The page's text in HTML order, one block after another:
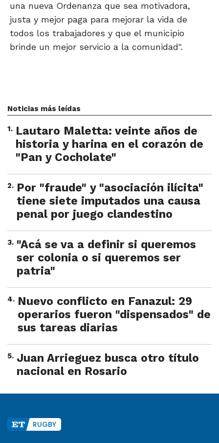
una nueva Ordenanza que sea motivadora,
justa y mejor paga para mejorar la vida de
todos los trabajadores y que el municipio
brinde un mejor servicio a la comunidad".
Noticias más leídas
1. Lautaro Maletta: veinte años de
historia y harina en el corazón de
"Pan y Cocholate"
2. Por "fraude" y "asociación ilícita"
tiene siete imputados una causa
penal por juego clandestino
3. "Acá se va a definir si queremos
ser colonia o si queremos ser
patria"
4. Nuevo conflicto en Fanazul: 29
operarios fueron "dispensados" de
sus tareas diarias
5. Juan Arrieguez busca otro título
nacional en Rosario
RUGBY